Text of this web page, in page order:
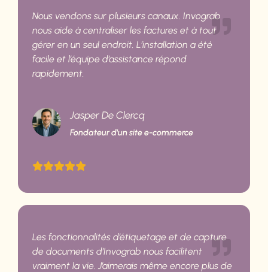
Nous vendons sur plusieurs canaux. Invograb
nous aide à centraliser les factures et à tout
gérer en un seul endroit. L’installation a été
facile et l’équipe d’assistance répond
rapidement.
Jasper De Clercq
Fondateur d'un site e-commerce
Les fonctionnalités d’étiquetage et de capture
de documents d’Invograb nous facilitent
vraiment la vie. J’aimerais même encore plus de